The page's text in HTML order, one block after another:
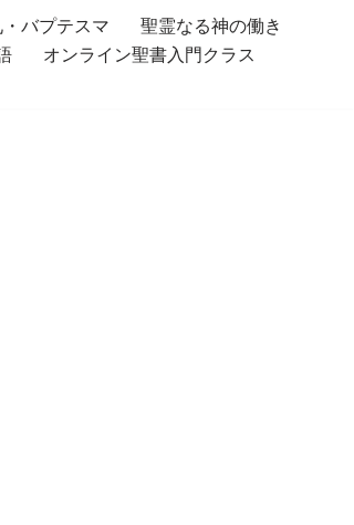
バプテスマ
聖霊なる神の働き
オンライン聖書入門クラス